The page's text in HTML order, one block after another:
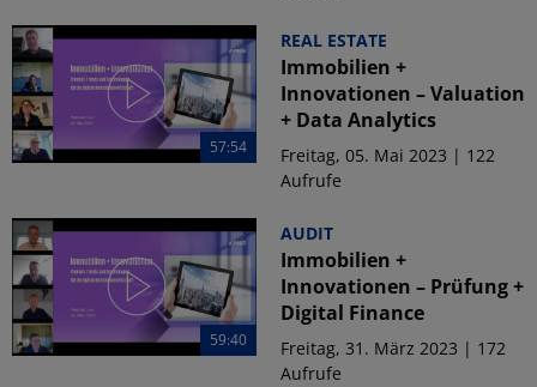
57:54
REAL ESTATE
Immobilien +
Innovationen – Valuation
+ Data Analytics
Freitag, 05. Mai 2023 | 122
Aufrufe
59:40
AUDIT
Immobilien +
Innovationen – Prüfung +
Digital Finance
Freitag, 31. März 2023 | 172
Aufrufe